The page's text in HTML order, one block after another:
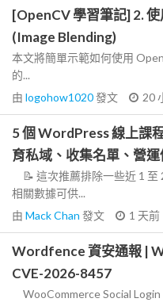
[OpenCV 學習筆記] 2.
(Image Blending)
本文將簡單示範如何使用
的...
由 logohow1020發文 20
5 個 WordPress 線上課
育私域、收集名單、營
📝 這次推薦排除一些近 1 至
相關數據可供...
由 Mack Chan 發文 1 天前
Wordfence 資安通報 |
CVE-2026-8457
WooCommerce Social